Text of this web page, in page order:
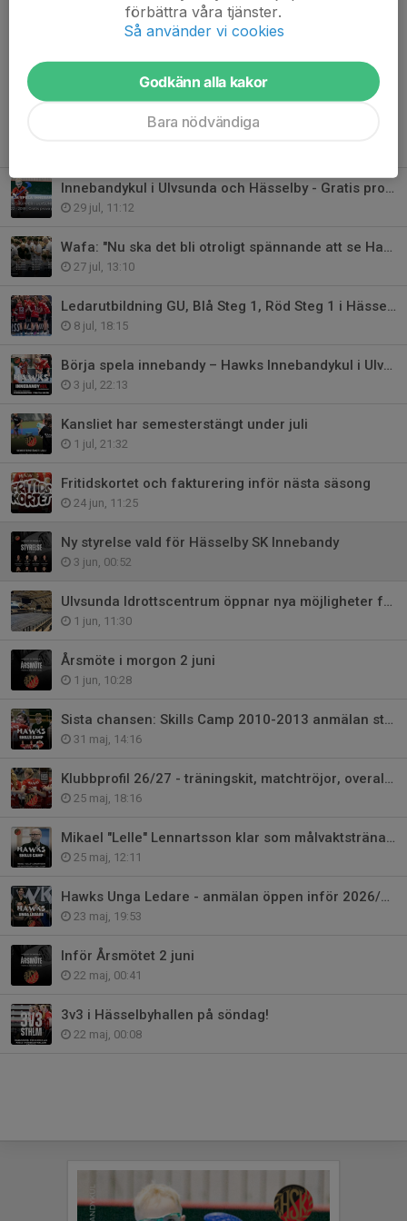
Kontaktuppgifter till styrelsen hittar duhär.
Innebandykul i Ulvsunda och Hässelby - Gratis prova på!
29 jul, 11:12
Wafa: "Nu ska det bli otroligt spännande att se Hawks 3.0"
27 jul, 13:10
Ledarutbildning GU, Blå Steg 1, Röd Steg 1 i Hässelby i augusti
8 jul, 18:15
Börja spela innebandy – Hawks Innebandykul i Ulvsunda Bromma och Hässelby!
3 jul, 22:13
Kansliet har semesterstängt under juli
1 jul, 21:32
Fritidskortet och fakturering inför nästa säsong
24 jun, 11:25
Ny styrelse vald för Hässelby SK Innebandy
3 jun, 00:52
Ulvsunda Idrottscentrum öppnar nya möjligheter för Hässelby Innebandy
1 jun, 11:30
Årsmöte i morgon 2 juni
1 jun, 10:28
Sista chansen: Skills Camp 2010-2013 anmälan stänger onsdag
31 maj, 14:16
Klubbprofil 26/27 - träningskit, matchtröjor, overaller osv
25 maj, 18:16
Mikael "Lelle" Lennartsson klar som målvaktstränare på Hawks Skills Camp
25 maj, 12:11
Hawks Unga Ledare - anmälan öppen inför 2026/2027
23 maj, 19:53
Inför Årsmötet 2 juni
22 maj, 00:41
3v3 i Hässelbyhallen på söndag!
22 maj, 00:08
förbättra våra tjänster.
Så använder vi cookies
Godkänn alla kakor
Bara nödvändiga